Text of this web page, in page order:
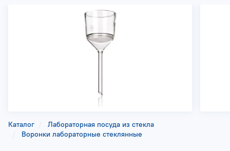
Каталог
Лабораторная посуда из стекла
Воронки лабораторные стеклянные